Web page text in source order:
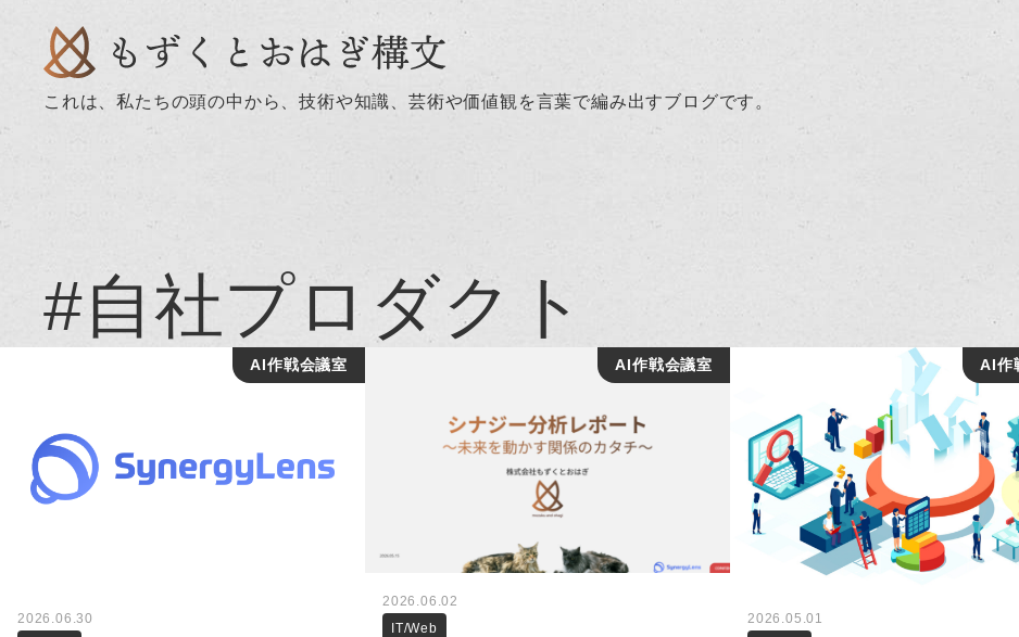
これは、私たちの頭の中から、技術や知識、芸術や価値観を言葉で編み出すブログです。
#自社プロダクト
2026.06.30
AI作戦会議室
2026.06.02
IT/Web
AI作戦会議室
2026.05.01
AI作